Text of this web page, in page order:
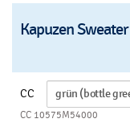
Kapuzen Sweater
CC
CC 10575M54000